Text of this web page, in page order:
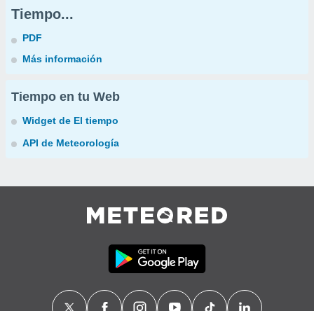
Tiempo...
PDF
Más información
Tiempo en tu Web
Widget de El tiempo
API de Meteorología